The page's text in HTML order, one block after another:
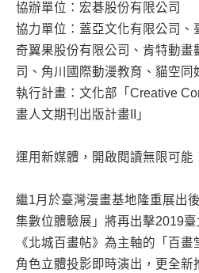
協辦單位：宏碁股份有限公司
協力單位：蓋亞文化有限公司、
奇翼果股份有限公司、肯特動畫
司、角川國際動漫教育、貓空同
執行計畫：文化部「Creative
畫人文期刊出版計畫II」
運用新媒體，開啟閱讀無限可能
繼1月於臺灣漫畫基地隆重展出
集數位體驗展」將再出擊2019
《北城百畫帖》為主軸的「百
角色立體投影即時演出，更全新